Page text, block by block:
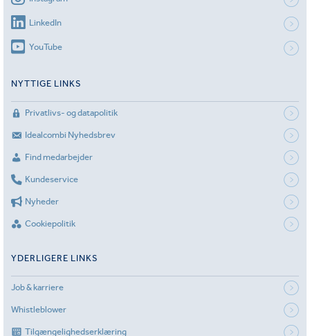
LinkedIn
YouTube
NYTTIGE LINKS
Privatlivs- og datapolitik
Idealcombi Nyhedsbrev
Find medarbejder
Kundeservice
Nyheder
Cookiepolitik
YDERLIGERE LINKS
Job & karriere
Whistleblower
Tilgængelighedserklæring